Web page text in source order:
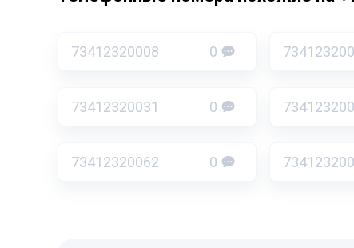
73412320008 0
73412320031 0
73412320062 0